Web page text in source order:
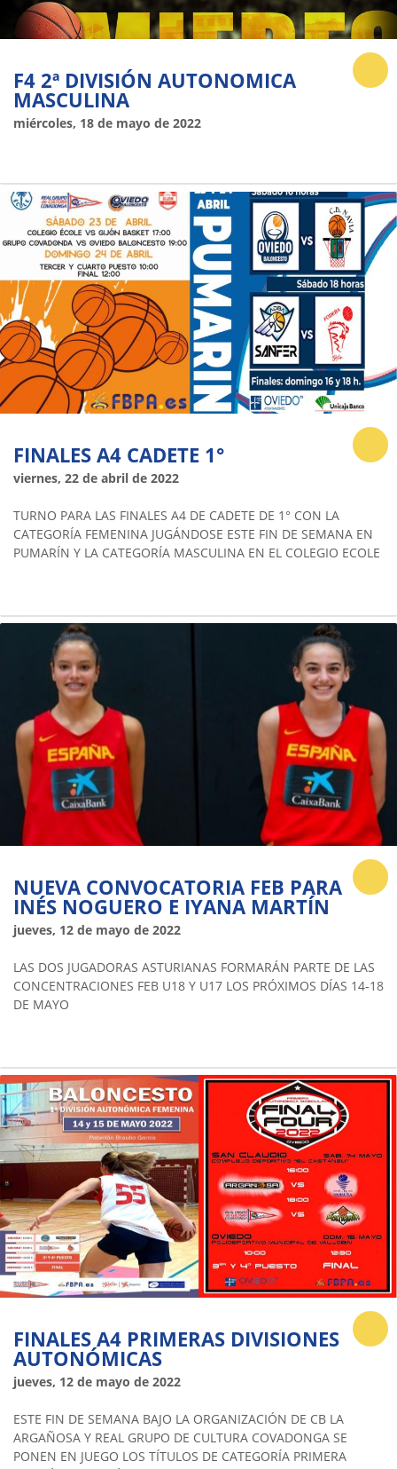
F4 2ª DIVISIÓN AUTONOMICA
MASCULINA
miércoles, 18 de mayo de 2022
FINALES A4 CADETE 1°
viernes, 22 de abril de 2022
TURNO PARA LAS FINALES A4 DE CADETE DE 1° CON LA
CATEGORÍA FEMENINA JUGÁNDOSE ESTE FIN DE SEMANA EN
PUMARÍN Y LA CATEGORÍA MASCULINA EN EL COLEGIO ECOLE
NUEVA CONVOCATORIA FEB PARA
INÉS NOGUERO E IYANA MARTÍN
jueves, 12 de mayo de 2022
LAS DOS JUGADORAS ASTURIANAS FORMARÁN PARTE DE LAS
CONCENTRACIONES FEB U18 Y U17 LOS PRÓXIMOS DÍAS 14-18
DE MAYO
FINALES A4 PRIMERAS DIVISIONES
AUTONÓMICAS
jueves, 12 de mayo de 2022
ESTE FIN DE SEMANA BAJO LA ORGANIZACIÓN DE CB LA
ARGAÑOSA Y REAL GRUPO DE CULTURA COVADONGA SE
PONEN EN JUEGO LOS TÍTULOS DE CATEGORÍA PRIMERA